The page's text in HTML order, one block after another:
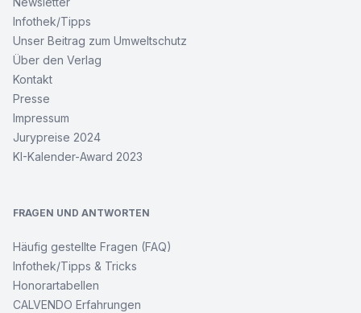
Infothek/Tipps
Unser Beitrag zum Umweltschutz
Über den Verlag
Kontakt
Presse
Impressum
Jurypreise 2024
KI-Kalender-Award 2023
FRAGEN UND ANTWORTEN
Häufig gestellte Fragen (FAQ)
Infothek/Tipps & Tricks
Honorartabellen
CALVENDO Erfahrungen